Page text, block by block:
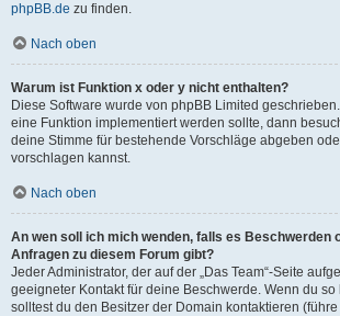
phpBB.de zu finden.
Nach oben
Warum ist Funktion x oder y nicht enthalten?
Diese Software wurde von phpBB Limited
eine Funktion implementiert werden sollte, dann
deine Stimme für bestehende Vorschläge abgeben
vorschlagen kannst.
Nach oben
An wen soll ich mich wenden, falls es Beschwerden
Anfragen zu diesem Forum gibt?
Jeder Administrator, der auf der „Das Team“-Seite
geeigneter Kontakt für deine Beschwerde. Wenn du so
solltest du den Besitzer der Domain kontaktieren